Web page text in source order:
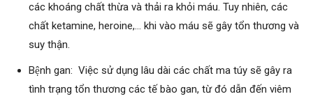
các khoáng chất thừa và thải ra khỏi máu. Tuy nhiên, các
chất ketamine, heroine,… khi vào máu sẽ gây tổn thương và
suy thận.
Bệnh gan: Việc sử dụng lâu dài các chất ma túy sẽ gây ra
tình trạng tổn thương các tế bào gan, từ đó dẫn đến viêm